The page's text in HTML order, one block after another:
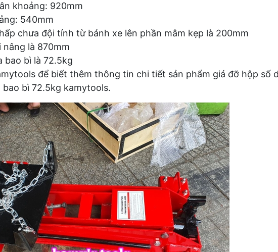
khoảng: 920mm
540mm
chưa đội tính từ bánh xe lên phần mâm kẹp là 200mm
nâng là 870mm
bao bì là 72.5kg
để biết thêm thông tin chi tiết sản phẩm giá đỡ hộp số
bì 72.5kg kamytools.